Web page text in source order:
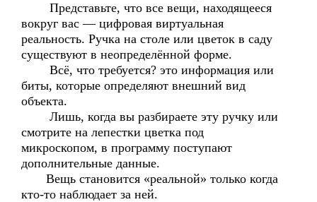
Представьте, что все вещи, находящееся
вокруг вас — цифровая виртуальная
реальность. Ручка на столе или цветок в саду
существуют в неопределённой форме.
Всё, что требуется? это информация или
биты, которые определяют внешний вид
объекта.
Лишь, когда вы разбираете эту ручку или
смотрите на лепестки цветка под
микроскопом, в программу поступают
дополнительные данные.
Вещь становится «реальной» только когда
кто-то наблюдает за ней.